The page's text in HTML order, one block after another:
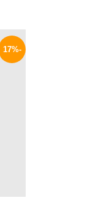
-17%